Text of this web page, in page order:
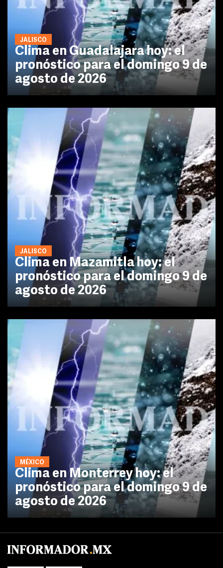
JALISCO
Clima en Guadalajara hoy: el
pronóstico para el domingo 9 de
agosto de 2026
JALISCO
Clima en Mazamitla hoy: el
pronóstico para el domingo 9 de
agosto de 2026
MÉXICO
Clima en Monterrey hoy: el
pronóstico para el domingo 9 de
agosto de 2026